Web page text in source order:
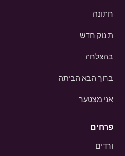
חתונה
תינוק חדש
בהצלחה
ברוך הבא הביתה
אני מצטער
פרחים
ורדים